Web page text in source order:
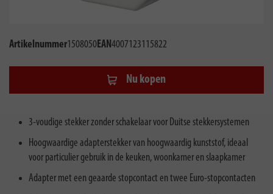
Artikelnummer1508050EAN4007123115822
Nu kopen
3-voudige stekker zonder schakelaar voor Duitse stekkersystemen
Hoogwaardige adapterstekker van hoogwaardig kunststof, ideaal
voor particulier gebruik in de keuken, woonkamer en slaapkamer
Adapter met een geaarde stopcontact en twee Euro-stopcontacten